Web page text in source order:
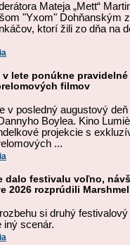
Mateja „Mett“
"Yxom" Dohňanským
ktorí žili zo dňa na
v lete ponúkne
filmov
v posledný augustový
Boylea. Kino
projekcie s
...
dalo festivalu voľno,
2026 rozprúdili
si druhý
iný scenár.